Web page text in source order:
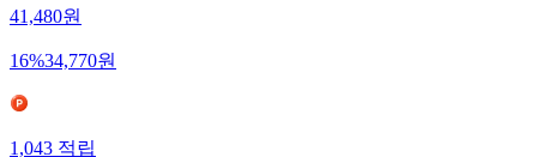
41,480원
16%34,770원
1,043 적립